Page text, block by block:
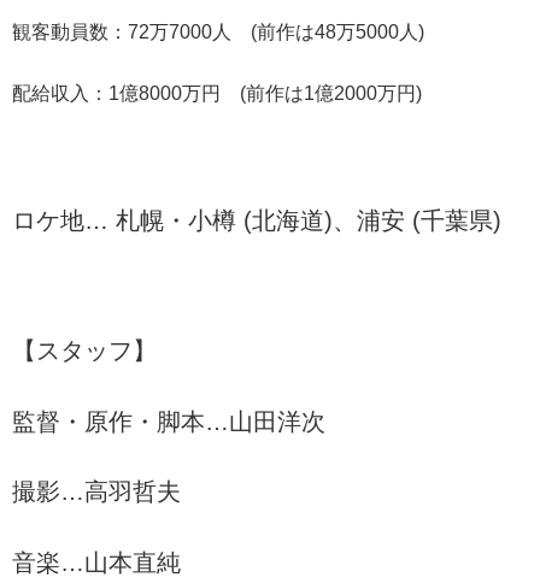
観客動員数：72万7000人 (前作は48万5000人)
配給収入：1億8000万円 (前作は1億2000万円)
ロケ地… 札幌・小樽 (北海道)、浦安 (千葉県)
【スタッフ】
監督・原作・脚本…山田洋次
撮影…高羽哲夫
音楽…山本直純